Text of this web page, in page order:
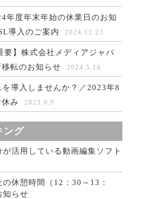
年度年末年始の休業日のお知
導入のご案内
2024.12.23
要】株式会社メディアジャパ
転のお知らせ
2024.5.16
を導入しませんか？／2023年8
休み
2023.8.9
ング
が活用している動画編集ソフト
の休憩時間（12：30～13：
知らせ